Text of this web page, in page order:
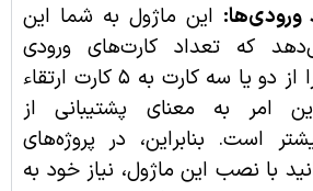
ورودی‌ها: این ماژول به شما این
که تعداد کارت‌های ورودی
دیتالاگر خود را از دو یا سه کارت به ۵ کارت ارتقاء
امر به معنای پشتیبانی از
است. بنابراین، در پروژه‌های
با نصب این ماژول، نیاز خود به